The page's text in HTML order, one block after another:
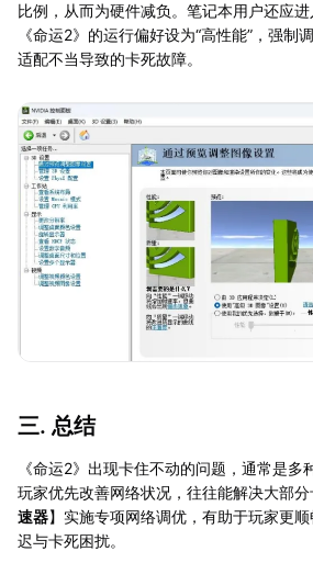
比例，从而为硬件减负。笔记本用户还应
《命运2》的运行偏好设为“高性能”，强制
适配不当导致的卡死故障。
三. 总结
《命运2》出现卡住不动的问题，通常是多
玩家优先改善网络状况，往往能解决大部
速器】实施专项网络调优，有助于玩家更
迟与卡死困扰。